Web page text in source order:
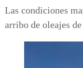
Las condiciones
arribo de oleajes